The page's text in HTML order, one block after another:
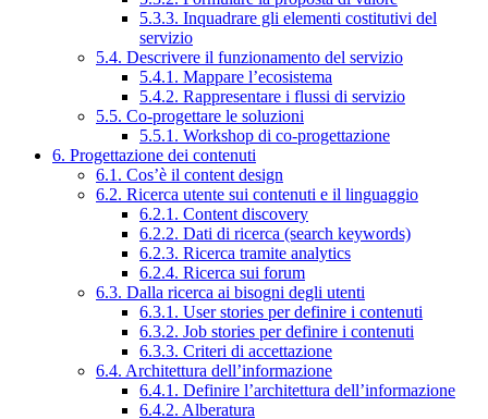
5.3.3. Inquadrare gli elementi costitutivi del
servizio
5.4. Descrivere il funzionamento del servizio
5.4.1. Mappare l’ecosistema
5.4.2. Rappresentare i flussi di servizio
5.5. Co-progettare le soluzioni
5.5.1. Workshop di co-progettazione
6. Progettazione dei contenuti
6.1. Cos’è il content design
6.2. Ricerca utente sui contenuti e il linguaggio
6.2.1. Content discovery
6.2.2. Dati di ricerca (search keywords)
6.2.3. Ricerca tramite analytics
6.2.4. Ricerca sui forum
6.3. Dalla ricerca ai bisogni degli utenti
6.3.1. User stories per definire i contenuti
6.3.2. Job stories per definire i contenuti
6.3.3. Criteri di accettazione
6.4. Architettura dell’informazione
6.4.1. Definire l’architettura dell’informazione
6.4.2. Alberatura